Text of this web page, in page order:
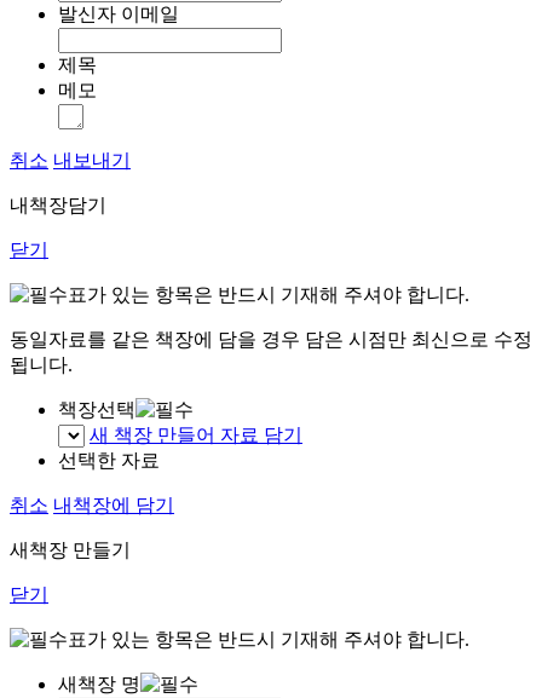
발신자 이메일
제목
메모
취소 내보내기
내책장담기
닫기
표가 있는 항목은 반드시 기재해 주셔야 합니다.
동일자료를 같은 책장에 담을 경우 담은 시점만 최신으로 수정
됩니다.
책장선택
새 책장 만들어 자료 담기
선택한 자료
취소 내책장에 담기
새책장 만들기
닫기
표가 있는 항목은 반드시 기재해 주셔야 합니다.
새책장 명